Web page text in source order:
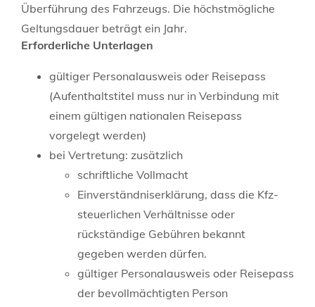
Überführung des Fahrzeugs. Die höchstmögliche
Geltungsdauer beträgt ein Jahr.
Erforderliche Unterlagen
gültiger Personalausweis oder Reisepass
(Aufenthaltstitel muss nur in Verbindung mit
einem gültigen nationalen Reisepass
vorgelegt werden)
bei Vertretung: zusätzlich
schriftliche Vollmacht
Einverständniserklärung, dass die Kfz-
steuerlichen Verhältnisse oder
rückständige Gebühren bekannt
gegeben werden dürfen.
gültiger Personalausweis oder Reisepass
der bevollmächtigten Person